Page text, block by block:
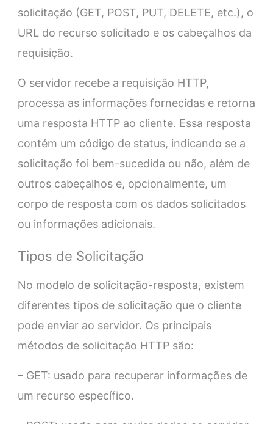
solicitação (GET, POST, PUT, DELETE, etc.), o
URL do recurso solicitado e os cabeçalhos da
requisição.
O servidor recebe a requisição HTTP,
processa as informações fornecidas e retorna
uma resposta HTTP ao cliente. Essa resposta
contém um código de status, indicando se a
solicitação foi bem-sucedida ou não, além de
outros cabeçalhos e, opcionalmente, um
corpo de resposta com os dados solicitados
ou informações adicionais.
Tipos de Solicitação
No modelo de solicitação-resposta, existem
diferentes tipos de solicitação que o cliente
pode enviar ao servidor. Os principais
métodos de solicitação HTTP são:
– GET: usado para recuperar informações de
um recurso específico.